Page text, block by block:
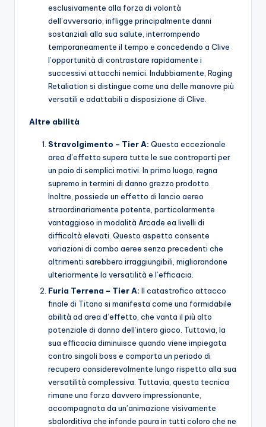
esclusivamente alla forza di volontà
dell’avversario, infligge principalmente danni
sostanziali alla sua salute, interrompendo
temporaneamente il tempo e concedendo a Clive
l’opportunità di contrastare rapidamente i
successivi attacchi nemici. Indubbiamente, Raging
Retaliation si distingue come una delle manovre più
versatili e adattabili a disposizione di Clive.
Altre abilità
Stravolgimento – Tier A: Questa eccezionale
area d’effetto supera tutte le sue controparti per
un paio di semplici motivi. In primo luogo, regna
supremo in termini di danno grezzo prodotto.
Inoltre, possiede un effetto di lancio aereo
straordinariamente potente, particolarmente
vantaggioso in modalità Arcade ea livelli di
difficoltà elevati. Questo aspetto consente
variazioni di combo aeree senza precedenti che
altrimenti sarebbero irraggiungibili, migliorandone
ulteriormente la versatilità e l’efficacia.
Furia Terrena – Tier A: Il catastrofico attacco
finale di Titano si manifesta come una formidabile
abilità ad area d’effetto, che vanta il più alto
potenziale di danno dell’intero gioco. Tuttavia, la
sua efficacia diminuisce quando viene impiegata
contro singoli boss e comporta un periodo di
recupero considerevolmente lungo rispetto alla sua
versatilità complessiva. Tuttavia, questa tecnica
rimane una forza davvero impressionante,
accompagnata da un’animazione visivamente
sbalorditiva che infonde paura in tutti coloro che ne